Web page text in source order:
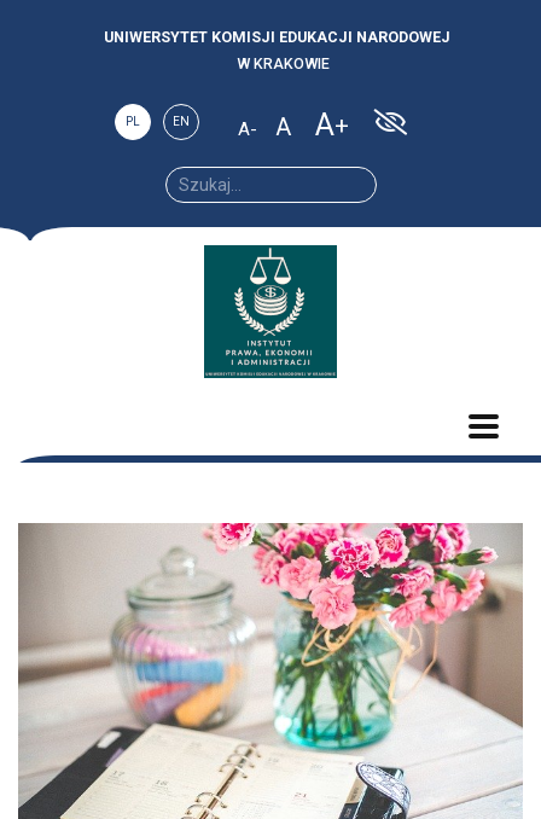
UNIWERSYTET KOMISJI EDUKACJI NARODOWEJ
W KRAKOWIE
PL EN
A
A
font
size.
A
font
size.